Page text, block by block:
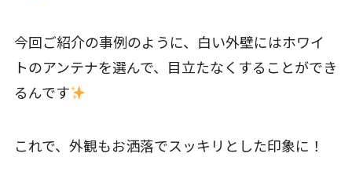
今回ご紹介の事例のように、白い外壁にはホワイ
トのアンテナを選んで、目立たなくすることができ
るんです
これで、外観もお洒落でスッキリとした印象に！